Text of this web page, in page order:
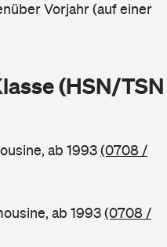
Vorjahr (auf einer
(HSN/TSN
ab 1993(0708 /
ab 1993(0708 /